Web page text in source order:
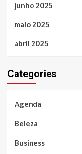
junho 2025
maio 2025
abril 2025
Categories
Agenda
Beleza
Business